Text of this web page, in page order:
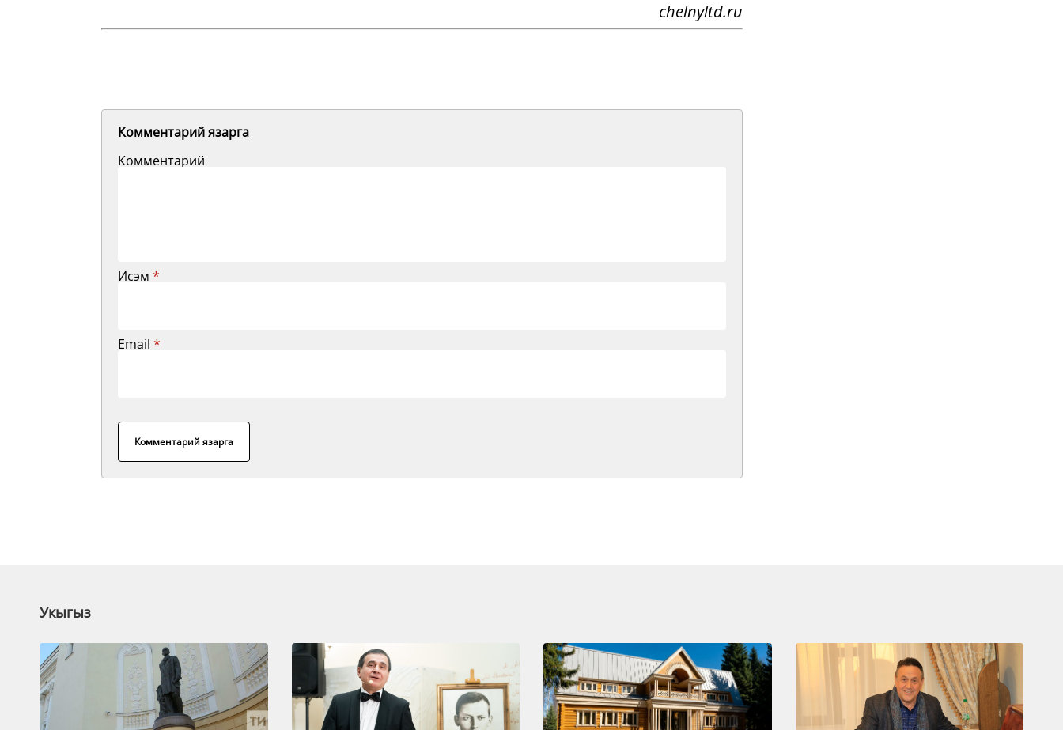
chelnyltd.ru
Комментарий язарга
Комментарий
Исэм *
Email *
Комментарий язарга
Укыгыз